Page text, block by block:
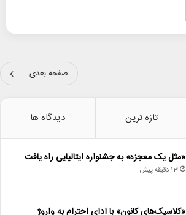
صفحه بعدی
تازه ترین دیدگاه ها
«مثل یک معجزه» به جشنواره ایتالیایی راه یافت
13 دقیقه پیش
«کلاسیک‌های کانون» با ادای احترام به واروژ